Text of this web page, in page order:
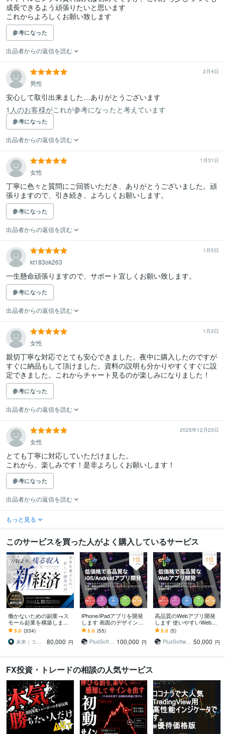
成長できるよう頑張りたいと思います
これからよろしくお願い致します
参考になった
出品者からの返信を読む
2月4日
男性
1人のお客様がこれが参考になったと考えています
参考になった
出品者からの返信を読む
1月31日
女性
丁寧に色々と質問にご回答いただき、ありがとうございました。頑
張りますので、引き続き、よろしくお願いします。
参考になった
出品者からの返信を読む
1月5日
kt183ok263
一生懸命頑張りますので、サポート宜しくお願い致します。
参考になった
出品者からの返信を読む
1月2日
女性
親切丁寧な対応でとても安心できました。夜中に購入したのですが
すぐに納品もして頂けました。資料の説明も分かりやすくすぐに設
定できました。これからチャート見るのが楽しみになりました！
参考になった
出品者からの返信を読む
2025年12月23日
女性
とても丁寧に対応していただけました。
これから、楽しみです！是非よろしくお願いします！
参考になった
出品者からの返信を読む
もっと見る
このサービスを買った人がよく購入しているサービス
働かないための副業→ス
モール起業を構築します
初心者から個別伴走｜長
期で回るビジネスづくり
と実務AIスキル
5.0 (334)
未来｜コンテンツ起業ラボ
80,000 円
iPhone/iPadアプリを開発
します 画面のデザインか
ら、AppStoreへの公開ま
で、低価格で！
5.0 (55)
PlusSoftware 100,000 円
高品質のWebアプリ開発
します 使いやすいWebア
プリを低価格で
5.0 (5)
PlusSoftware 50,000 円
FX投資・トレードの相談の人気サービス